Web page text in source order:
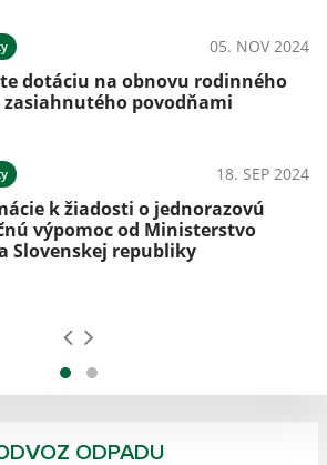
05. NOV 2024
dotáciu na obnovu rodinného
povodňami
18. SEP 2024
k žiadosti o jednorazovú
výpomoc od Ministerstvo
Slovenskej republiky
ODPADU